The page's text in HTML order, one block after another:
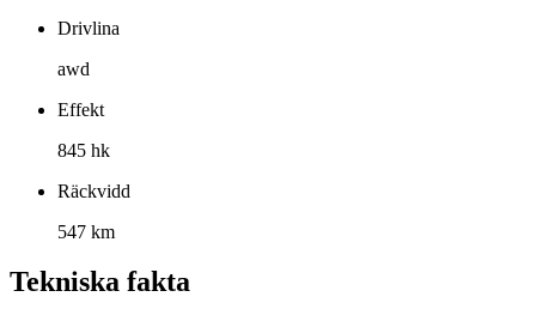
Drivlina
awd
Effekt
845 hk
Räckvidd
547 km
Tekniska fakta